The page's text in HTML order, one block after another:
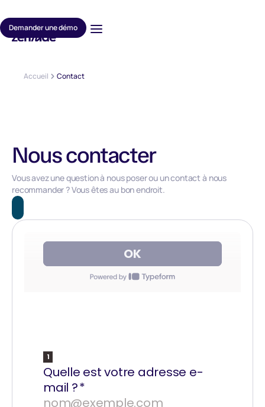
Demander une démo
Accueil Contact
Nous contacter
Vous avez une question à nous poser ou un contact à nous
recommander ? Vous êtes au bon endroit.